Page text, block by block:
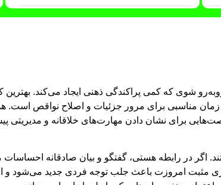
شوی که کمی پراکندگی ذهنی ایجاد می‌کند. بهترین
مناسبی برای مرور جزئیات و اصلاح نواقص است.
برای نشان دادن مهارت‌های خلاقانه و مدیریتی
اگر در رابطه هستی، گفتگو و بیان صادقانه احساسات
مثبت امروزت باعث جلب توجه فردی جدید می‌شود و